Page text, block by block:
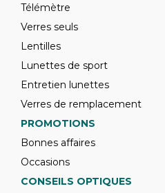
Télémètre
Verres seuls
Lentilles
Lunettes de sport
Entretien lunettes
Verres de remplacement
PROMOTIONS
Bonnes affaires
Occasions
CONSEILS OPTIQUES